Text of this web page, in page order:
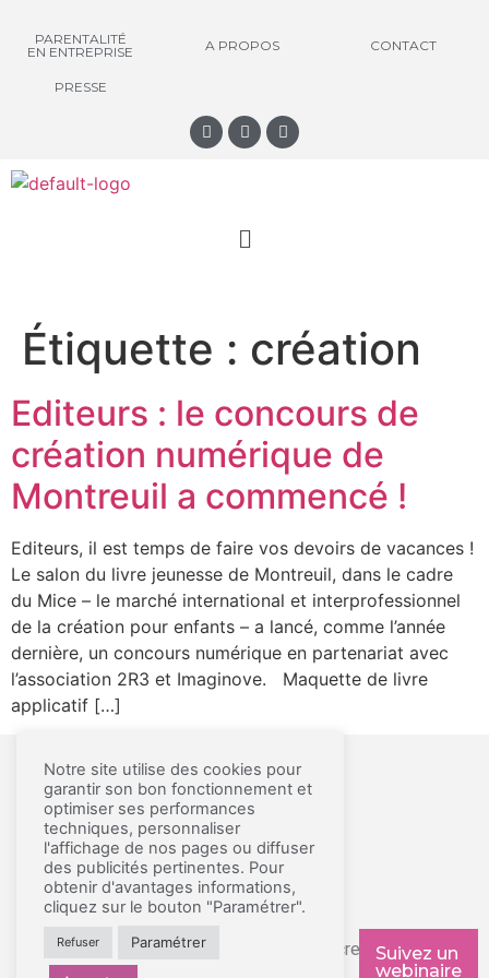
PARENTALITÉ
EN ENTREPRISE
A PROPOS CONTACT
PRESSE
Suivez un
webinaire
Étiquette : création
Editeurs : le concours de
création numérique de
Montreuil a commencé !
Editeurs, il est temps de faire vos devoirs de vacances !
Le salon du livre jeunesse de Montreuil, dans le cadre
du Mice – le marché international et interprofessionnel
de la création pour enfants – a lancé, comme l’année
dernière, un concours numérique en partenariat avec
l’association 2R3 et Imaginove. Maquette de livre
applicatif […]
MENTIONS LÉGALES ET CGU
A PROPOS
CONTACT
PRESSE
© Copyright – La Souris Grise – Screenkids
Notre site utilise des cookies pour
garantir son bon fonctionnement et
optimiser ses performances
techniques, personnaliser
l'affichage de nos pages ou diffuser
des publicités pertinentes. Pour
obtenir d'avantages informations,
cliquez sur le bouton "Paramétrer".
Refuser Paramétrer